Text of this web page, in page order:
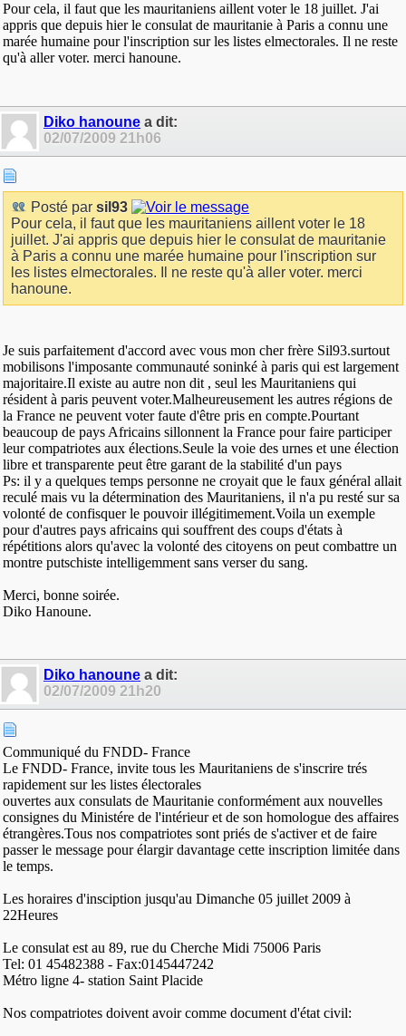
Pour cela, il faut que les mauritaniens aillent voter le 18 juillet. J'ai
appris que depuis hier le consulat de mauritanie à Paris a connu une
marée humaine pour l'inscription sur les listes elmectorales. Il ne reste
qu'à aller voter. merci hanoune.
Diko hanoune a dit:
02/07/2009 21h06
Posté par sil93
Pour cela, il faut que les mauritaniens aillent voter le 18
juillet. J'ai appris que depuis hier le consulat de mauritanie
à Paris a connu une marée humaine pour l'inscription sur
les listes elmectorales. Il ne reste qu'à aller voter. merci
hanoune.
Je suis parfaitement d'accord avec vous mon cher frère Sil93.surtout
mobilisons l'imposante communauté soninké à paris qui est largement
majoritaire.Il existe au autre non dit , seul les Mauritaniens qui
résident à paris peuvent voter.Malheureusement les autres régions de
la France ne peuvent voter faute d'être pris en compte.Pourtant
beaucoup de pays Africains sillonnent la France pour faire participer
leur compatriotes aux élections.Seule la voie des urnes et une élection
libre et transparente peut être garant de la stabilité d'un pays
Ps: il y a quelques temps personne ne croyait que le faux général allait
reculé mais vu la détermination des Mauritaniens, il n'a pu resté sur sa
volonté de confisquer le pouvoir illégitimement.Voila un exemple
pour d'autres pays africains qui souffrent des coups d'états à
répétitions alors qu'avec la volonté des citoyens on peut combattre un
montre putschiste intelligemment sans verser du sang.
Merci, bonne soirée.
Diko Hanoune.
Diko hanoune a dit:
02/07/2009 21h20
Communiqué du FNDD- France
Le FNDD- France, invite tous les Mauritaniens de s'inscrire trés
rapidement sur les listes électorales
ouvertes aux consulats de Mauritanie conformément aux nouvelles
consignes du Ministére de l'intérieur et de son homologue des affaires
étrangères.Tous nos compatriotes sont priés de s'activer et de faire
passer le message pour élargir davantage cette inscription limitée dans
le temps.
Les horaires d'insciption jusqu'au Dimanche 05 juillet 2009 à
22Heures
Le consulat est au 89, rue du Cherche Midi 75006 Paris
Tel: 01 45482388 - Fax:0145447242
Métro ligne 4- station Saint Placide
Nos compatriotes doivent avoir comme document d'état civil: